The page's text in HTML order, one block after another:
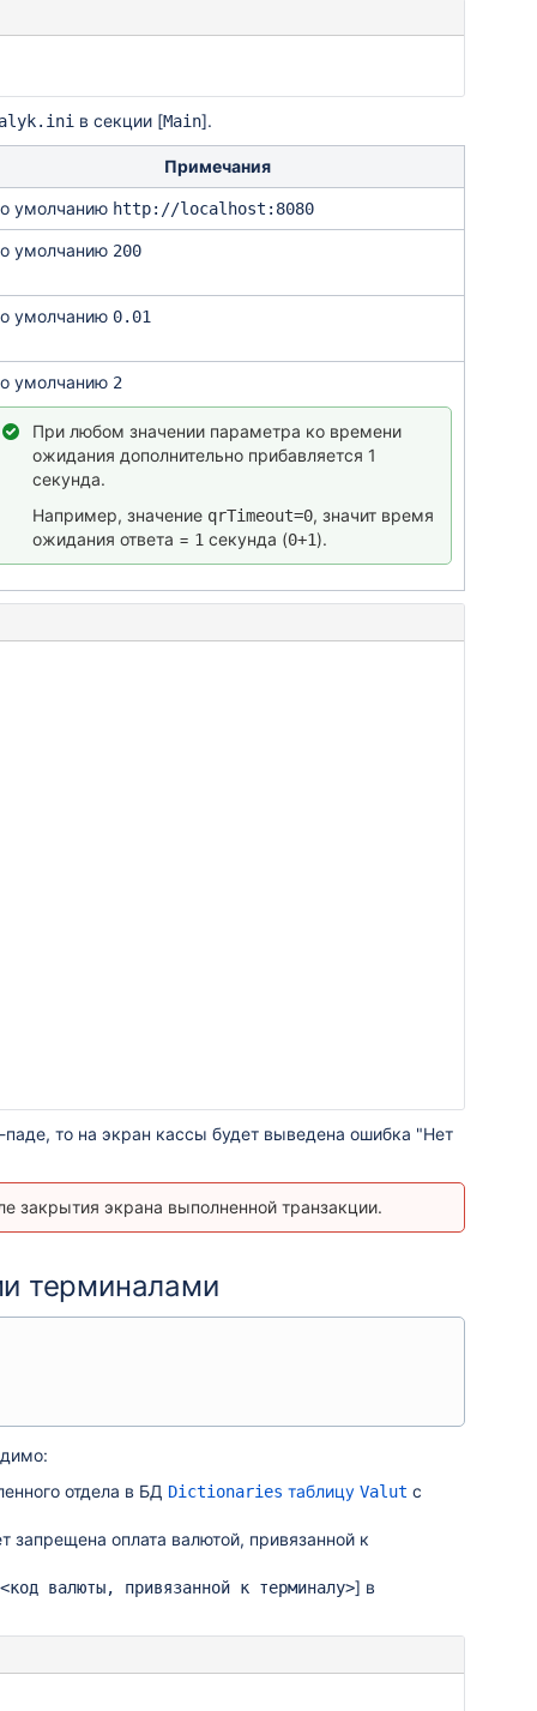
в секции [Main].
Примечания
умолчанию http://localhost:8080
умолчанию 200
умолчанию 0.01
умолчанию 2
При любом значении параметра ко времени
ожидания дополнительно прибавляется 1
секунда.
Например, значение qrTimeout=0, значит время
ожидания ответа = 1 секунда (0+1).
то на экран кассы будет выведена ошибка "Нет
закрытия экрана выполненной транзакции.
терминалами
отдела в БД Dictionaries таблицу Valut с
запрещена оплата валютой, привязанной к
валюты, привязанной к терминалу>] в